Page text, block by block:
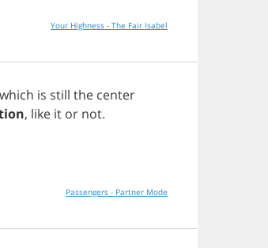
Your Highness - The Fair Isabel
which is still the center
, like it or not.
Passengers - Partner Mode